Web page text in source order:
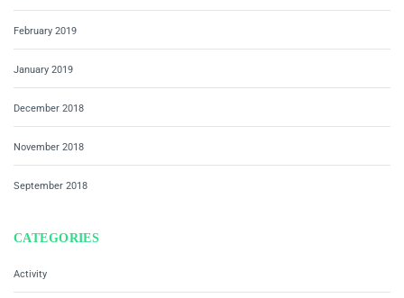
February 2019
January 2019
December 2018
November 2018
September 2018
CATEGORIES
Activity